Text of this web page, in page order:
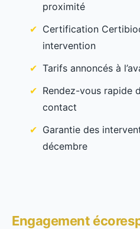
proximité
Certification
intervention
Tarifs annoncés à
Rendez-vous rapide
contact
Garantie des
décembre
Engagement